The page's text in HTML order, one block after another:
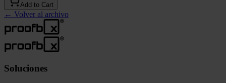
Add to Cart
← Volver al archivo
Soluciones